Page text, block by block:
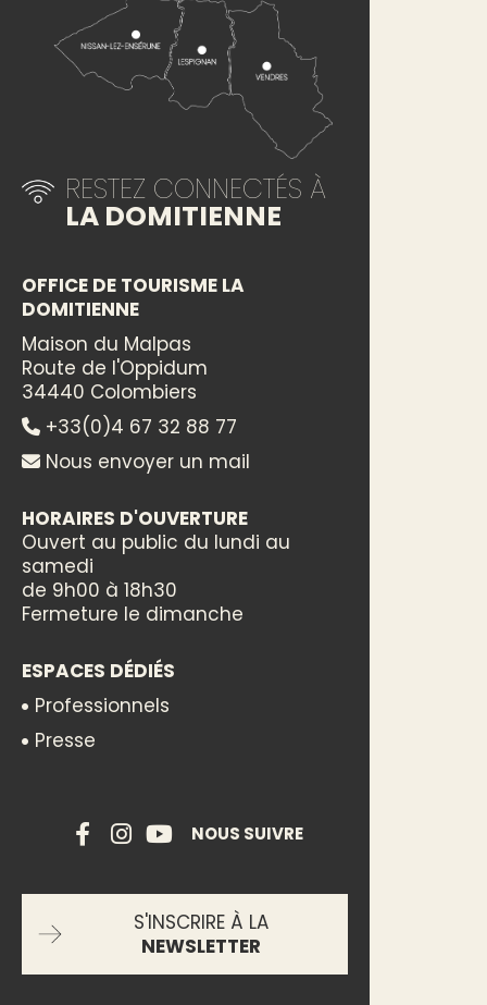
RESTEZ CONNECTÉS À
LA DOMITIENNE
OFFICE DE TOURISME LA
DOMITIENNE
Maison du Malpas
Route de l'Oppidum
34440 Colombiers
+33(0)4 67 32 88 77
Nous envoyer un mail
HORAIRES D'OUVERTURE
Ouvert au public du lundi au
samedi
de 9h00 à 18h30
Fermeture le dimanche
ESPACES DÉDIÉS
Professionnels
Presse
NOUS SUIVRE
S'INSCRIRE À LA
NEWSLETTER